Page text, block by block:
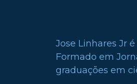
Jose Linhares Jr
Formado em
graduações em